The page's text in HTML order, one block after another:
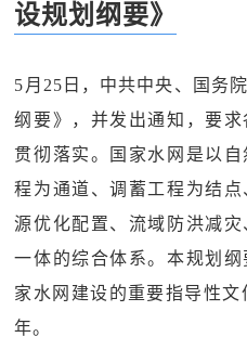
设规划纲要》
5月25日，中共中央、国务
纲要》，并发出通知，要
贯彻落实。国家水网是以
程为通道、调蓄工程为结
源优化配置、流域防洪减
一体的综合体系。本规划
家水网建设的重要指导性文
年。